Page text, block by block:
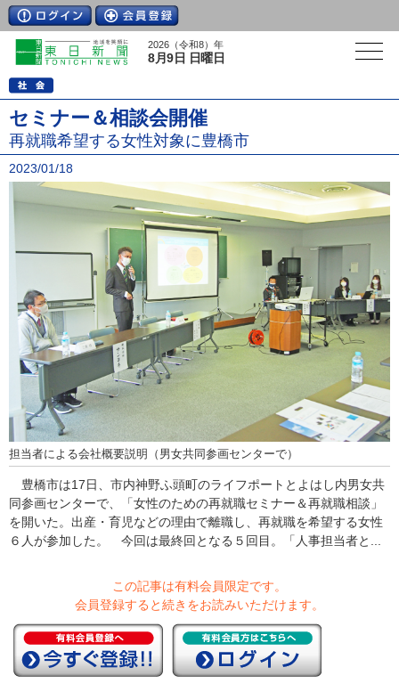
2026（令和8）年
8月9日 日曜日
セミナー＆相談会開催
再就職希望する女性対象に豊橋市
2023/01/18
担当者による会社概要説明（男女共同参画センターで）
豊橋市は17日、市内神野ふ頭町のライフポートとよはし内男女共
同参画センターで、「女性のための再就職セミナー＆再就職相談」
を開いた。出産・育児などの理由で離職し、再就職を希望する女性
６人が参加した。 今回は最終回となる５回目。「人事担当者と...
この記事は有料会員限定です。
会員登録すると続きをお読みいただけます。